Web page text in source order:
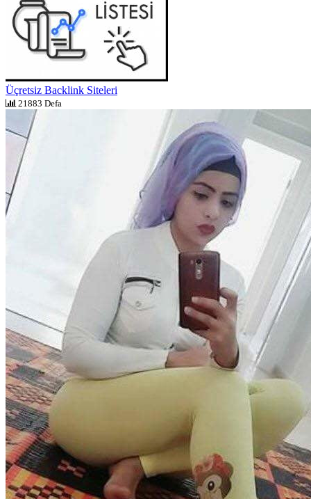
Üçretsiz Backlink Siteleri
21883 Defa